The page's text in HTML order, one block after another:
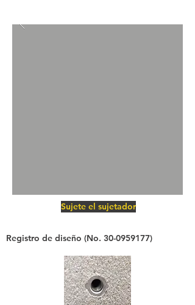
Sujete el sujetador
Registro de diseño (No. 30-0959177)